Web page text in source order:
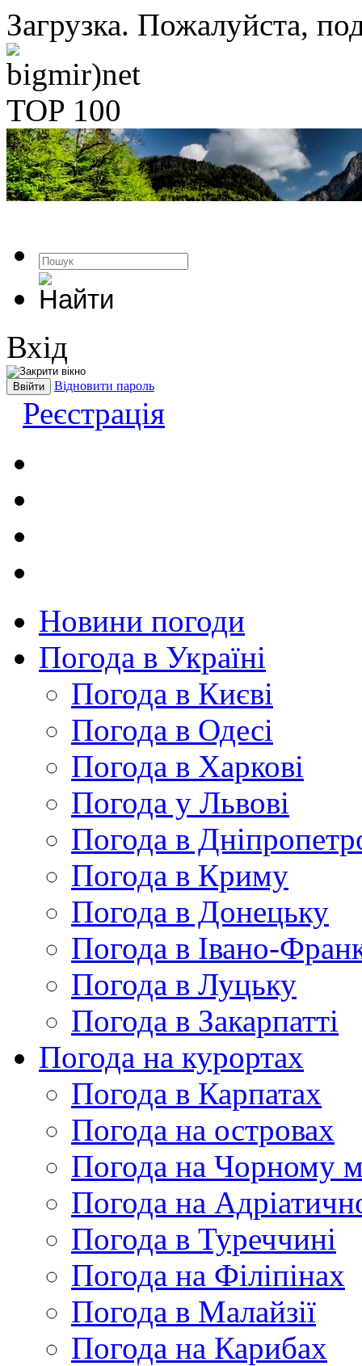
Загрузка. Пожалуйста,
Вхід
Відновити пароль
Реєстрація
Новини погоди
Погода в Україні
Погода в Києві
Погода в Одесі
Погода в Харкові
Погода у Львові
Погода в
Погода в Криму
Погода в Донецьку
Погода в Івано-
Погода в Луцьку
Погода в Закарпатті
Погода на курортах
Погода в Карпатах
Погода на островах
Погода на Чорному
Погода на
Погода в Туреччині
Погода на Філіпінах
Погода в Малайзії
Погода на Карибах